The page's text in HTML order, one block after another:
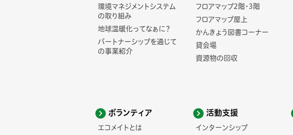
環境マネジメントシステム
の取り組み
地球温暖化ってなぁに？
パートナーシップを通じて
の事業紹介
フロアマップ2階・3階
フロアマップ屋上
かんきょう図書コーナー
貸会場
資源物の回収
ボランティア
エコメイトとは
活動支援
インターンシップ